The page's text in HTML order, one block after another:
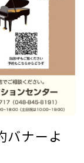
バナーよ